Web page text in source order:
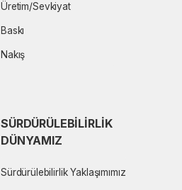
Üretim/Sevkiyat
Baskı
Nakış
SÜRDÜRÜLEBILIRLIK
DÜNYAMIZ
Sürdürülebilirlik Yaklaşımımız